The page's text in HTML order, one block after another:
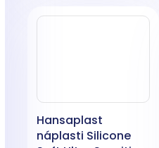
Hansaplast
náplasti Silicone